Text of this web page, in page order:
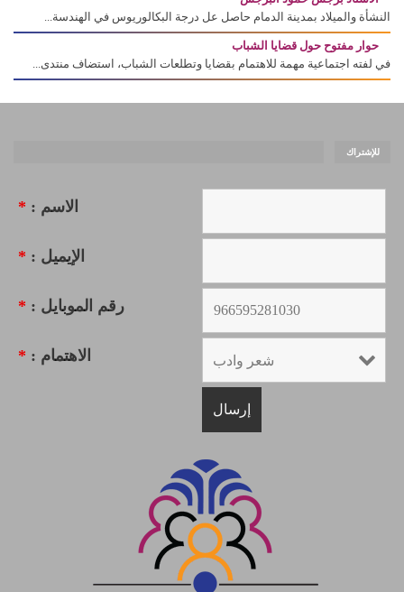
النشأة والميلاد بمدينة الدمام حاصل عل درجة البكالوريوس في الهندسة...
حوار مفتوح حول قضايا الشباب
في لفته اجتماعية مهمة للاهتمام بقضايا وتطلعات الشباب، استضاف منتدى...
للإشتراك
الاسم : *
الإيميل : *
رقم الموبايل : *
الاهتمام : *